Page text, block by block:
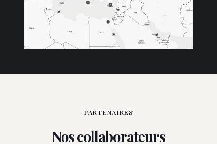
PARTENAIRES
Nos collaborateurs